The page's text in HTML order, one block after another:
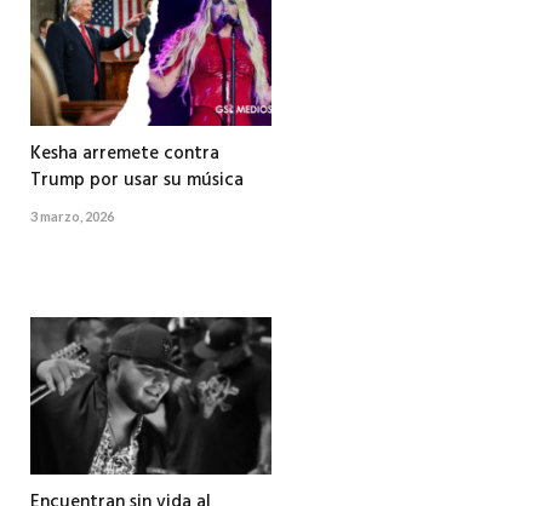
Kesha arremete contra
Trump por usar su música
3 marzo, 2026